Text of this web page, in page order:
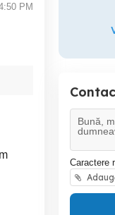
PM
Caractere